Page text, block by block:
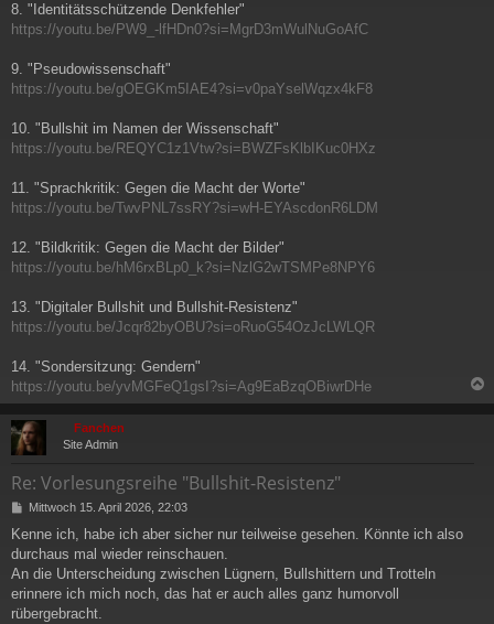
8. "Identitätsschützende Denkfehler"
https://youtu.be/PW9_-lfHDn0?si=MgrD3mWulNuGoAfC
9. "Pseudowissenschaft"
https://youtu.be/gOEGKm5IAE4?si=v0paYselWqzx4kF8
10. "Bullshit im Namen der Wissenschaft"
https://youtu.be/REQYC1z1Vtw?si=BWZFsKlbIKuc0HXz
11. "Sprachkritik: Gegen die Macht der Worte"
https://youtu.be/TwvPNL7ssRY?si=wH-EYAscdonR6LDM
12. "Bildkritik: Gegen die Macht der Bilder"
https://youtu.be/hM6rxBLp0_k?si=NzlG2wTSMPe8NPY6
13. "Digitaler Bullshit und Bullshit-Resistenz"
https://youtu.be/Jcqr82byOBU?si=oRuoG54OzJcLWLQR
14. "Sondersitzung: Gendern"
https://youtu.be/yvMGFeQ1gsI?si=Ag9EaBzqOBiwrDHe
a
Fanchen
Site Admin
Re: Vorlesungsreihe "Bullshit-Resistenz"
B
i
t
r
a
g
Mittwoch 15. April 2026, 22:03
Kenne ich, habe ich aber sicher nur teilweise gesehen. Könnte ich also
durchaus mal wieder reinschauen.
An die Unterscheidung zwischen Lügnern, Bullshittern und Trotteln
erinnere ich mich noch, das hat er auch alles ganz humorvoll
rübergebracht.